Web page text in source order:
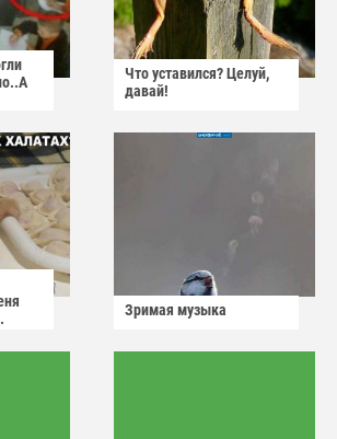
Что уставился? Целуй,
давай!
Зримая музыка